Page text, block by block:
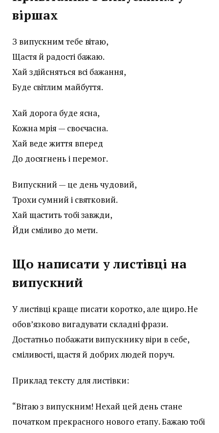
віршах
З випускним тебе вітаю,
Щастя й радості бажаю.
Хай здійсняться всі бажання,
Буде світлим майбуття.
Хай дорога буде ясна,
Кожна мрія — своєчасна.
Хай веде життя вперед
До досягнень і перемог.
Випускний — це день чудовий,
Трохи сумний і святковий.
Хай щастить тобі завжди,
Йди сміливо до мети.
Що написати у листівці на
випускний
У листівці краще писати коротко, але щиро. Не
обов’язково вигадувати складні фрази.
Достатньо побажати випускнику віри в себе,
сміливості, щастя й добрих людей поруч.
Приклад тексту для листівки:
“Вітаю з випускним! Нехай цей день стане
початком прекрасного нового етапу. Бажаю тобі